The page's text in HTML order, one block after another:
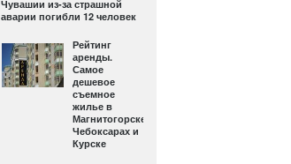
Чувашии из-за страшной
аварии погибли 12 человек
Рейтинг
аренды.
Самое
дешевое
съемное
жилье в
Магнитогорске,
Чебоксарах и
Курске